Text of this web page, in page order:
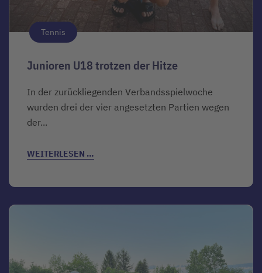
Tennis
Junioren U18 trotzen der Hitze
In der zurückliegenden Verbandsspielwoche
wurden drei der vier angesetzten Partien wegen
der...
WEITERLESEN …